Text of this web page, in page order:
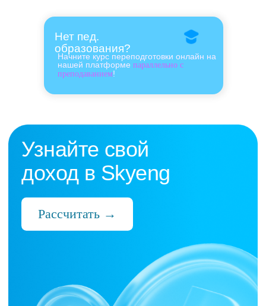
Начните курс переподготовки онлайн на
нашей платформе параллельно с
преподаванием!
Нет пед.
образования?
Нас выбрали 10 000+
которые ценят:
Время
Готовые планы и материалы, онлайн-
платформа с автопроверкой заданий,
поддержка 24/7 и никакой бюрократии
Деньги
без штрафов и переработок, скрытых
условий и неприятных сюрпризов
Уважение к преподавателю и его